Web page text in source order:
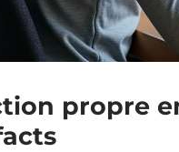
propre